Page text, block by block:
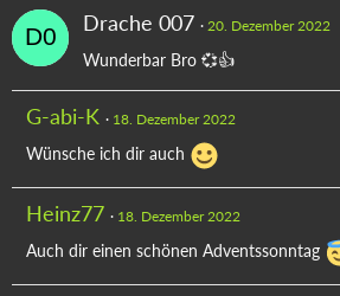
Drache 007 20. Dezember 2022
Wunderbar Bro 💞👍
G-abi-K 18. Dezember 2022
Wünsche ich dir auch
Heinz77 18. Dezember 2022
Auch dir einen schönen Adventssonntag